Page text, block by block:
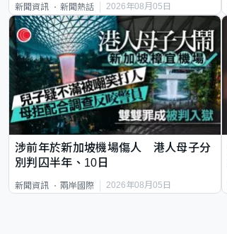
新聞資訊 新聞熱話 2026年08月05日
涉前年於新加坡機場傷人 港人母子分
別判囚半年、10日
新聞資訊 兩岸國際 2026年08月05日